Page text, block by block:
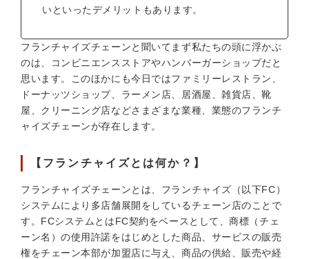
いといったデメリットもあります。
フランチャイズチェーンと聞いてまず私たちの頭に浮かぶ
のは、コンビニエンスストアやハンバーガーショップだと
思います。このほかにも今日ではファミリーレストラン、
ドーナッツショップ、ラーメン店、居酒屋、雑貨店、靴
屋、クリーニング店などさまざまな業種、業態のフランチ
ャイズチェーンが存在します。
【フランチャイズとは何か？】
フランチャイズチェーンとは、フランチャイズ（以下FC）
システムにより多店舗展開をしているチェーン店のことで
す。FCシステムとはFC契約をベースとして、商標（チェ
ーン名）の使用許諾をはじめとした商品、サービスの販売
権をチェーン本部が加盟店に与え、商品の供給、販売や経